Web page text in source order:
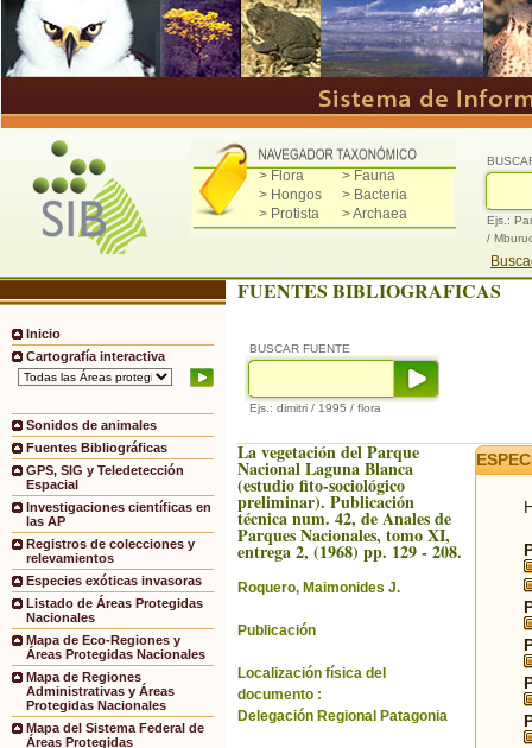
> Flora
> Fauna
> Hongos
> Bacteria
> Protista
> Archaea
Ejs.:
/
Inicio
Cartografía interactiva
Sonidos de animales
Fuentes Bibliográficas
GPS, SIG y Teledetección
Espacial
Investigaciones científicas en
las AP
Registros de colecciones y
relevamientos
Especies exóticas invasoras
Listado de Áreas Protegidas
Nacionales
Mapa de Eco-Regiones y
Áreas Protegidas Nacionales
Mapa de Regiones
Administrativas y Áreas
Protegidas Nacionales
Mapa del Sistema Federal de
Áreas Protegidas
FUENTES BIBLIOGRAFICAS
BUSCAR FUENTE
Ejs.: dimitri / 1995 / flora
La vegetación del Parque
Nacional Laguna Blanca
(estudio fito-sociológico
preliminar). Publicación
técnica num. 42, de Anales de
Parques Nacionales, tomo XI,
entrega 2, (1968) pp. 129 - 208.
Roquero, Maimonides J.
Publicación
Localización física del
documento :
Delegación Regional Patagonia